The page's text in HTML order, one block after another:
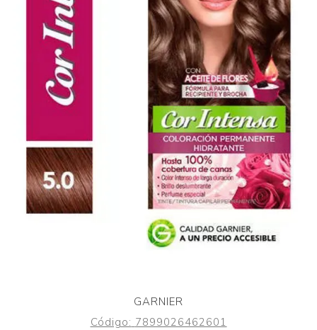
GARNIER
Código: 7899026462601